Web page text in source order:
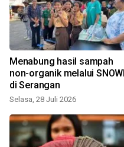
Menabung hasil sampah
non-organik melalui SNOWI
di Serangan
Selasa, 28 Juli 2026